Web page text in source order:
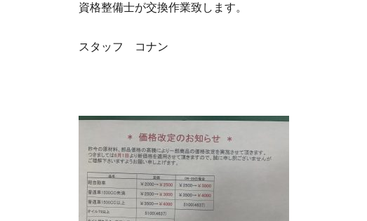
資格整備士が交換作業致します。
スタッフ コナン